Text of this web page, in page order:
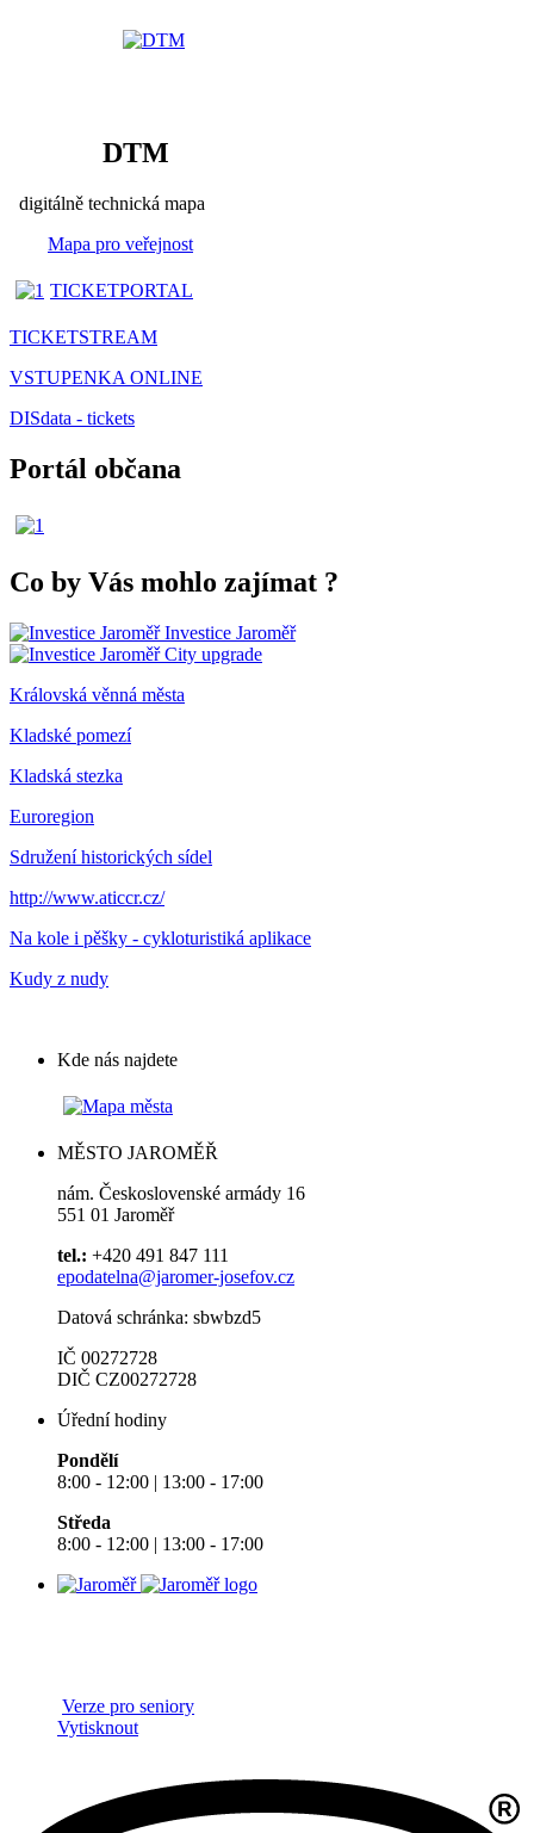
DTM
digitálně technická mapa
Mapa pro veřejnost
TICKETPORTAL
TICKETSTREAM
VSTUPENKA ONLINE
DISdata - tickets
Portál občana
Co by Vás mohlo zajímat ?
Investice Jaroměř
City upgrade
Královská věnná města
Kladské pomezí
Kladská stezka
Euroregion
Sdružení historických sídel
http://www.aticcr.cz/
Na kole i pěšky - cykloturistiká aplikace
Kudy z nudy
Kde nás najdete
MĚSTO JAROMĚŘ
nám. Československé armády 16
551 01 Jaroměř
tel.: +420 491 847 111
epodatelna@jaromer-josefov.cz
Datová schránka: sbwbzd5
IČ 00272728
DIČ CZ00272728
Úřední hodiny
Pondělí
8:00 - 12:00 | 13:00 - 17:00
Středa
8:00 - 12:00 | 13:00 - 17:00
Verze pro seniory
Vytisknout